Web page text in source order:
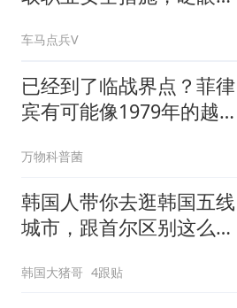
车马点兵V
已经到了临战界点？菲律
宾有可能像1979年的越南
万物科普菌
韩国人带你去逛韩国五线
城市，跟首尔区别这么
韩国大猪哥 4跟贴